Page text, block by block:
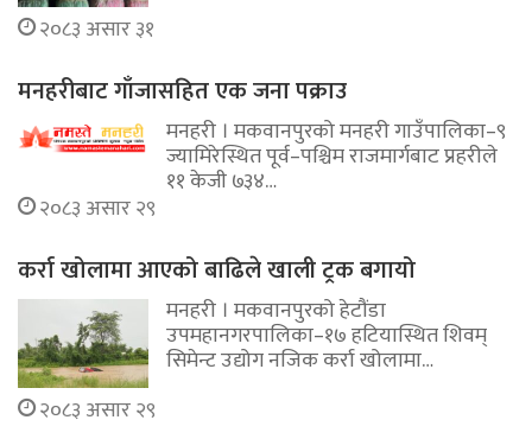
२०८३ असार ३१
मनहरीबाट गाँजासहित एक जना पक्राउ
मनहरी । मकवानपुरको मनहरी गाउँपालिका–९
ज्यामिरेस्थित पूर्व–पश्चिम राजमार्गबाट प्रहरीले
११ केजी ७३४…
२०८३ असार २९
कर्रा खोलामा आएको बाढिले खाली ट्रक बगायो
मनहरी । मकवानपुरको हेटौंडा
उपमहानगरपालिका–१७ हटियास्थित शिवम्
सिमेन्ट उद्योग नजिक कर्रा खोलामा…
२०८३ असार २९